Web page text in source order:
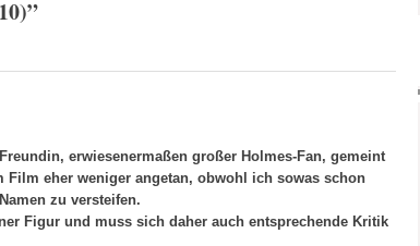
”
erwiesenermaßen großer Holmes-Fan, gemeint
eher weniger angetan, obwohl ich sowas schon
zu versteifen.
Figur und muss sich daher auch entsprechende Kritik